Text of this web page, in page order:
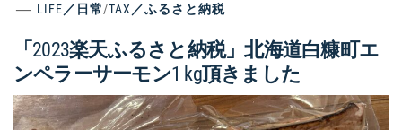
LIFE／日常/TAX／ふるさと納税
「2023楽天ふるさと納税」北海道白糠町エ
ンペラーサーモン1 kg頂きました